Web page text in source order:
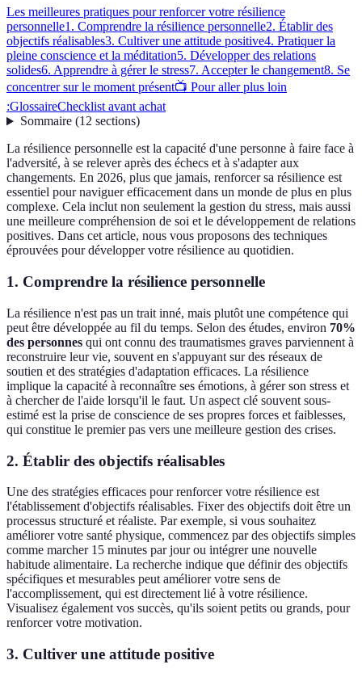
Les meilleures pratiques pour renforcer votre résilience
personnelle1. Comprendre la résilience personnelle2. Établir des
objectifs réalisables3. Cultiver une attitude positive4. Pratiquer la
pleine conscience et la méditation5. Développer des relations
solides6. Apprendre à gérer le stress7. Accepter le changement8. Se
concentrer sur le moment présent📺 Pour aller plus loin
:GlossaireChecklist avant achat
Sommaire(12 sections)
La résilience personnelle est la capacité d'une personne à faire face à
l'adversité, à se relever après des échecs et à s'adapter aux
changements. En 2026, plus que jamais, renforcer sa résilience est
essentiel pour naviguer efficacement dans un monde de plus en plus
complexe. Cela inclut non seulement la gestion du stress, mais aussi
une meilleure compréhension de soi et le développement de relations
positives. Dans cet article, nous vous proposons des techniques
éprouvées pour développer votre résilience au quotidien.
1. Comprendre la résilience personnelle
La résilience n'est pas un trait inné, mais plutôt une compétence qui
peut être développée au fil du temps. Selon des études, environ 70%
des personnes qui ont connu des traumatismes graves parviennent à
reconstruire leur vie, souvent en s'appuyant sur des réseaux de
soutien et des stratégies d'adaptation efficaces. La résilience
implique la capacité à reconnaître ses émotions, à gérer son stress et
à chercher de l'aide lorsqu'il le faut. Un aspect clé souvent sous-
estimé est la prise de conscience de ses propres forces et faiblesses,
qui constitue le premier pas vers une meilleure gestion des crises.
2. Établir des objectifs réalisables
Une des stratégies efficaces pour renforcer votre résilience est
l'établissement d'objectifs réalisables. Fixer des objectifs doit être un
processus structuré et réaliste. Par exemple, si vous souhaitez
améliorer votre santé physique, commencez par des objectifs simples
comme marcher 15 minutes par jour ou intégrer une nouvelle
habitude alimentaire. La recherche indique que définir des objectifs
spécifiques et mesurables peut améliorer votre sens de
l'accomplissement, qui est directement lié à votre résilience.
Visualisez également vos succès, qu'ils soient petits ou grands, pour
renforcer votre motivation.
3. Cultiver une attitude positive